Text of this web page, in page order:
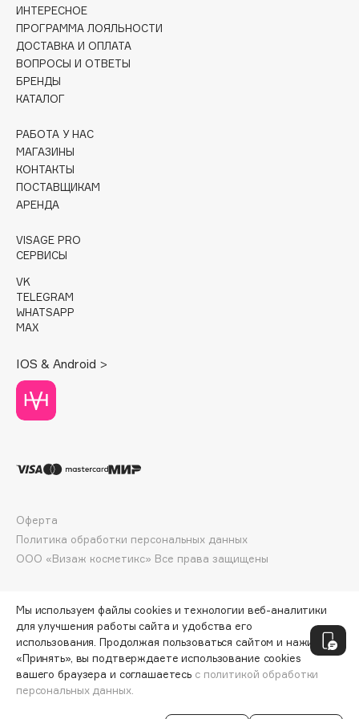
Collagenina
Consly
Corimo
CosRX
Cottolina
Curaprox
d'Alba
DABO
DARLING*
Darphin
Deonica
Dessange
Dior
Dolce & Gabbana
DP Daily Perfection
Dr. Vranjes Firenze
DSD de Luxe
Dyson
СООБЩИТЬ О ПОСТУПЛЕНИИ
ИНТЕРЕСНОЕ
ПРОГРАММА ЛОЯЛЬНОСТИ
ДОСТАВКА И ОПЛАТА
ВОПРОСЫ И ОТВЕТЫ
БРЕНДЫ
КАТАЛОГ
РАБОТА У НАС
МАГАЗИНЫ
КОНТАКТЫ
ПОСТАВЩИКАМ
АРЕНДА
VISAGE PRO
СЕРВИСЫ
VK
TELEGRAM
WHATSAPP
MAX
IOS & Android >
ООО «Визаж косметикс» Все права защищены
Оферта
Политика обработки персональных данных
Мы используем файлы cookies и технологии веб-аналитики
для улучшения работы сайта и удобства его
использования. Продолжая пользоваться сайтом и нажимая
«Принять», вы подтверждаете использование cookies
вашего браузера и соглашаетесь с политикой обработки
персональных данных.